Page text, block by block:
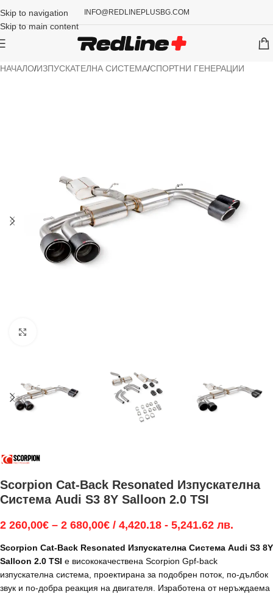
Skip to navigation
Skip to main content
INFO@REDLINEPLUSBG.COM
НАЧАЛО/ИЗПУСКАТЕЛНА СИСТЕМА/СПОРТНИ ГЕНЕРАЦИИ
Scorpion Cat-Back Resonated Изпускателна
Система Audi S3 8Y Salloon 2.0 TSI
2 260,00€ – 2 680,00€ / 4,420.18 - 5,241.62 лв.
Scorpion Cat-Back Resonated Изпускателна Система Audi S3 8Y
Salloon 2.0 TSI е висококачествена Scorpion Gpf-back
изпускателна система, проектирана за подобрен поток, по-дълбок
звук и по-добра реакция на двигателя. Изработена от неръждаема